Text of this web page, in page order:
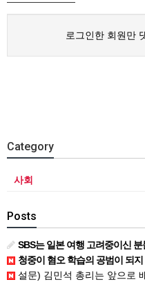
로그인한 회원만
Category
사회
Posts
SBS는 일본 여행 고려중이신
청중이 혐오 학습의 공범이 되
설문) 김민석 총리는 앞으로